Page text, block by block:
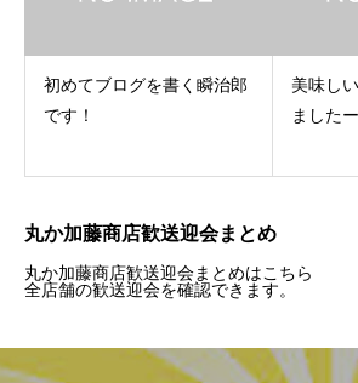
初めてブログを書く瞬治郎
です！
美味し
ましたー
丸か加藤商店歓送迎会まとめ
丸か加藤商店歓送迎会まとめはこちら
全店舗の歓送迎会を確認できます。